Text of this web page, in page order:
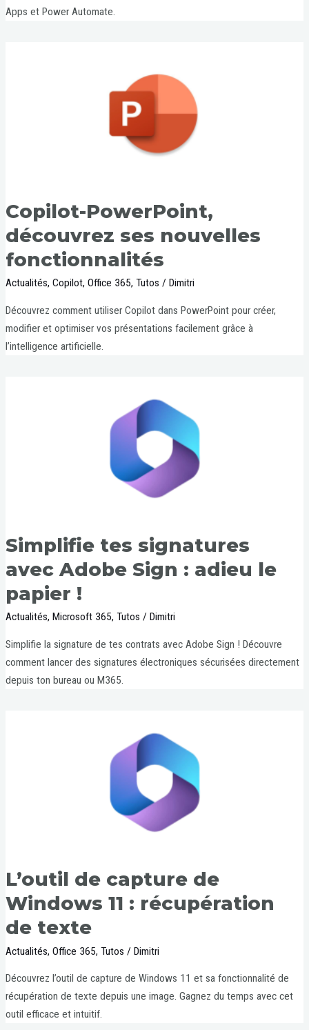
Apps et Power Automate.
Copilot-PowerPoint,
découvrez ses nouvelles
fonctionnalités
Actualités,Copilot,Office 365,Tutos /Dimitri
Découvrez comment utiliser Copilot dans PowerPoint pour créer,
modifier et optimiser vos présentations facilement grâce à
l’intelligence artificielle.
Simplifie tes signatures
avec Adobe Sign : adieu le
papier !
Actualités,Microsoft 365,Tutos /Dimitri
Simplifie la signature de tes contrats avec Adobe Sign ! Découvre
comment lancer des signatures électroniques sécurisées directement
depuis ton bureau ou M365.
L’outil de capture de
Windows 11 : récupération
de texte
Actualités,Office 365,Tutos /Dimitri
Découvrez l’outil de capture de Windows 11 et sa fonctionnalité de
récupération de texte depuis une image. Gagnez du temps avec cet
outil efficace et intuitif.